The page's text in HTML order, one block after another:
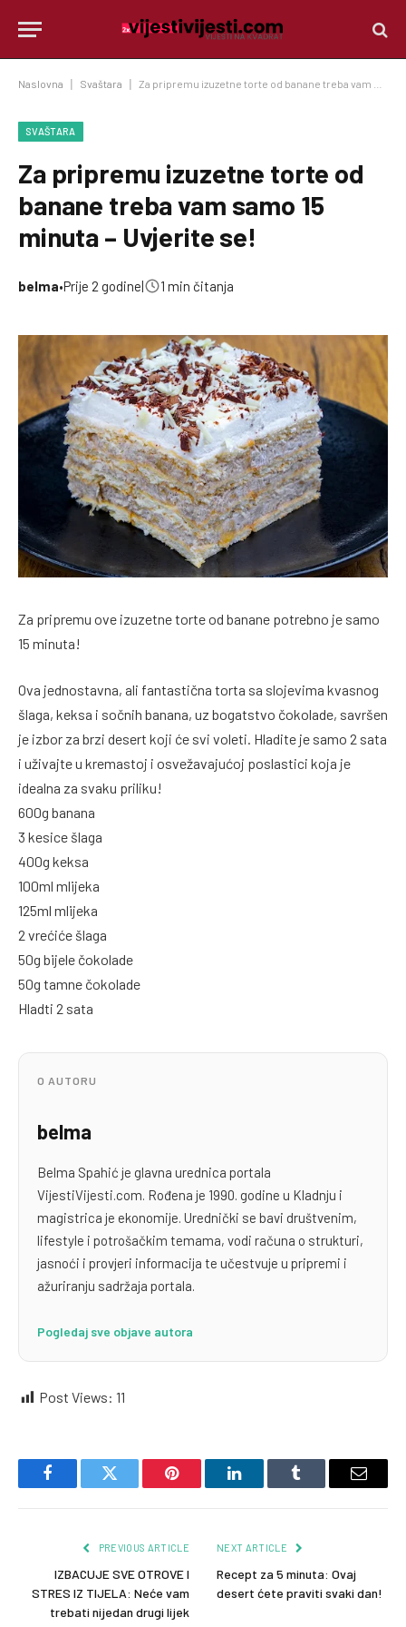
Naslovna Svaštara Za pripremu izuzetne torte od banane treba vam samo 15 minuta – Uvjerite se!
SVAŠTARA
Za pripremu izuzetne torte od
banane treba vam samo 15
minuta – Uvjerite se!
belma•Prije 2 godine| 1 min čitanja
Za pripremu ove izuzetne torte od banane potrebno je samo
15 minuta!
Ova jednostavna, ali fantastična torta sa slojevima kvasnog
šlaga, keksa i sočnih banana, uz bogatstvo čokolade, savršen
je izbor za brzi desert koji će svi voleti. Hladite je samo 2 sata
i uživajte u kremastoj i osvežavajućoj poslastici koja je
idealna za svaku priliku!
600g banana
3 kesice šlaga
400g keksa
100ml mlijeka
125ml mlijeka
2 vrećiće šlaga
50g bijele čokolade
50g tamne čokolade
Hladti 2 sata
O AUTORU
belma
Belma Spahić je glavna urednica portala
VijestiVijesti.com. Rođena je 1990. godine u Kladnju i
magistrica je ekonomije. Urednički se bavi društvenim,
lifestyle i potrošačkim temama, vodi računa o strukturi,
jasnoći i provjeri informacija te učestvuje u pripremi i
ažuriranju sadržaja portala.
Pogledaj sve objave autora
Post Views: 11
FacebookTwitter Pinterest LinkedInTumblr Email
PREVIOUS ARTICLE
IZBACUJE SVE OTROVE I
STRES IZ TIJELA: Neće vam
trebati nijedan drugi lijek
NEXT ARTICLE
Recept za 5 minuta: Ovaj
desert ćete praviti svaki dan!